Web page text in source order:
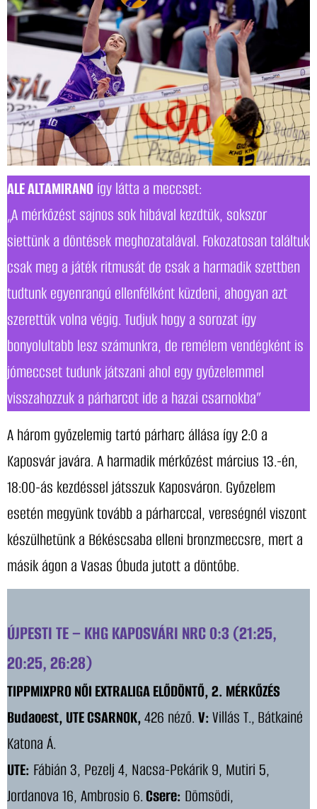
ALE ALTAMIRANOígy látta a meccset:
„A mérkőzést sajnos sok hibával kezdtük, sokszor
siettünk a döntések meghozatalával. Fokozatosan találtuk
csak meg a játék ritmusát de csak a harmadik szettben
tudtunk egyenrangú ellenfélként küzdeni, ahogyan azt
szerettük volna végig. Tudjuk hogy a sorozat így
bonyolultabb lesz számunkra, de remélem vendégként is
jómeccset tudunk játszani ahol egy győzelemmel
visszahozzuk a párharcot ide a hazai csarnokba”
A három győzelemig tartó párharc állása így 2:0 a
Kaposvár javára. A harmadik mérkőzést március 13.-én,
18:00-ás kezdéssel játsszuk Kaposváron. Győzelem
esetén megyünk tovább a párharccal, vereségnél viszont
készülhetünk a Békéscsaba elleni bronzmeccsre, mert a
másik ágon a Vasas Óbuda jutott a döntőbe.
ÚJPESTI TE – KHG KAPOSVÁRI NRC 0:3 (21:25,
20:25, 26:28)
TIPPMIXPRO NŐI EXTRALIGA ELŐDÖNTŐ, 2. MÉRKŐZÉS
Budaoest, UTE CSARNOK,426 néző.V:Villás T.,Bátkainé
Katona Á.
UTE: Fábián 3, Pezelj 4, Nacsa-Pekárik 9, Mutiri 5,
Jordanova 16, Ambrosio 6.Csere: Dömsödi,